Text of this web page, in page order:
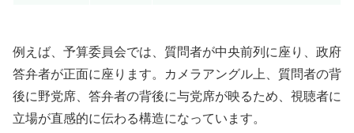
例えば、予算委員会では、質問者が中央前列に座り、政府
答弁者が正面に座ります。カメラアングル上、質問者の背
後に野党席、答弁者の背後に与党席が映るため、視聴者に
立場が直感的に伝わる構造になっています。